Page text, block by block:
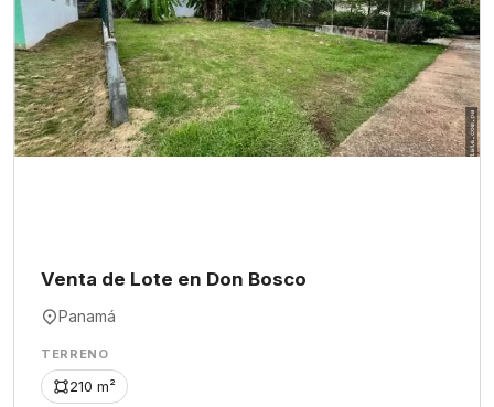
Venta de Lote en Don Bosco
Panamá
TERRENO
210 m²